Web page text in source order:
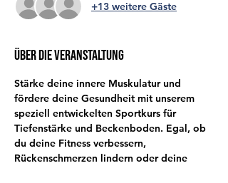
+13 weitere Gäste
Über die Veranstaltung
Stärke deine innere Muskulatur und
fördere deine Gesundheit mit unserem
speziell entwickelten Sportkurs für
Tiefenstärke und Beckenboden. Egal, ob
du deine Fitness verbessern,
Rückenschmerzen lindern oder deine